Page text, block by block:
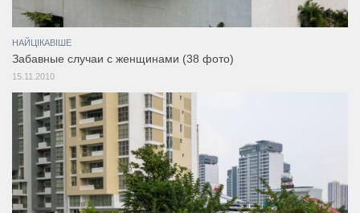
НАЙЦІКАВІШЕ
Забавные случаи с женщинами (38 фото)
15.11.2010